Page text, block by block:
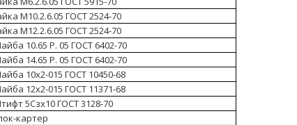
М10.2.6.05 ГОСТ 2524-70
М12.2.6.05 ГОСТ 2524-70
10.65 Р. 05 ГОСТ 6402-70
14.65 Р. 05 ГОСТ 6402-70
10х2-015 ГОСТ 10450-68
12х2-015 ГОСТ 11371-68
5Сзх10 ГОСТ 3128-70
картер